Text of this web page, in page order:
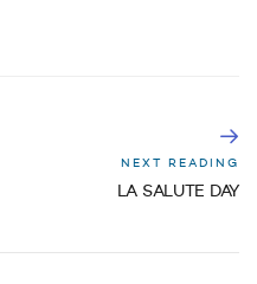
NEXT READING
LA SALUTE DAY